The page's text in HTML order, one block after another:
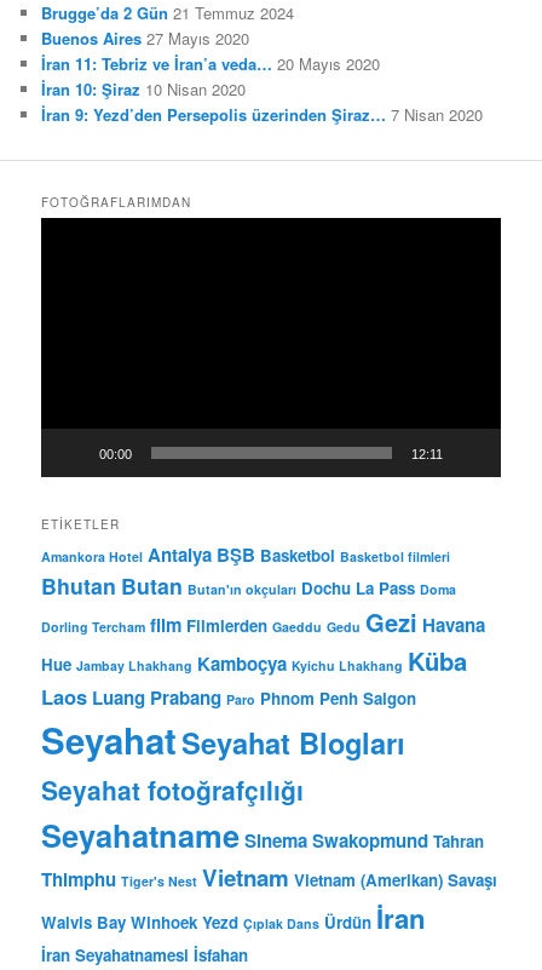
Brugge’da 2 Gün 21 Temmuz 2024
Buenos Aires 27 Mayıs 2020
İran 11: Tebriz ve İran’a veda… 20 Mayıs 2020
İran 10: Şiraz 10 Nisan 2020
İran 9: Yezd’den Persepolis üzerinden Şiraz… 7 Nisan 2020
FOTOĞRAFLARIMDAN
00:00 12:11
ETIKETLER
Amankora Hotel Antalya BŞB Basketbol Basketbol filmleri
Bhutan Butan Butan'ın okçuları Dochu La Pass Doma
Dorling Tercham film Filmlerden Gaeddu Gedu Gezi Havana
Hue Jambay Lhakhang Kamboçya Kyichu Lhakhang Küba
Laos Luang Prabang Paro Phnom Penh Saigon
SeyahatSeyahat Blogları
Seyahat fotoğrafçılığı
SeyahatnameSinemaSwakopmund Tahran
Thimphu Tiger's Nest Vietnam Vietnam (Amerikan) Savaşı
Walvis Bay Winhoek Yezd Çıplak Dans Ürdün İran
İran Seyahatnamesi İsfahan